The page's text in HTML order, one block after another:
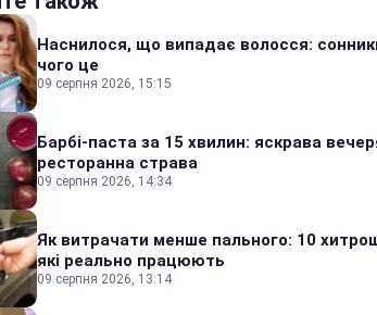
Наснилося, що випадає волосся:
чого це
09 серпня 2026, 15:15
Барбі-паста за 15 хвилин: яскрава
ресторанна страва
09 серпня 2026, 14:34
Як витрачати менше пального: 10
які реально працюють
09 серпня 2026, 13:14